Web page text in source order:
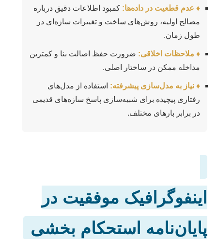
♦ عدم قطعیت در داده‌ها: کمبود اطلاعات دقیق درباره
مصالح اولیه، روش‌های ساخت و تغییرات سازه‌ای در
طول زمان.
♦ ملاحظات اخلاقی: ضرورت حفظ اصالت بنا و کمترین
مداخله ممکن در ساختار اصلی.
♦ نیاز به مدل‌سازی پیشرفته: استفاده از مدل‌های
رفتاری پیچیده برای شبیه‌سازی پاسخ سازه‌های قدیمی
در برابر بارهای مختلف.
اینفوگرافیک موفقیت در
پایان‌نامه استحکام بخشی